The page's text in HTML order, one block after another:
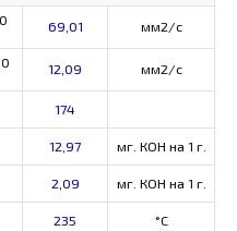
69,01 мм2/с
12,09 мм2/с
174
12,97 мг. КОН на 1 г.
2,09 мг. КОН на 1 г.
235 °C